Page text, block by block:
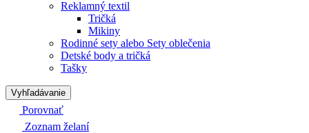
Reklamný textil
Tričká
Mikiny
Rodinné sety alebo Sety oblečenia
Detské body a tričká
Tašky
Vyhľadávanie
Porovnať
Zoznam želaní